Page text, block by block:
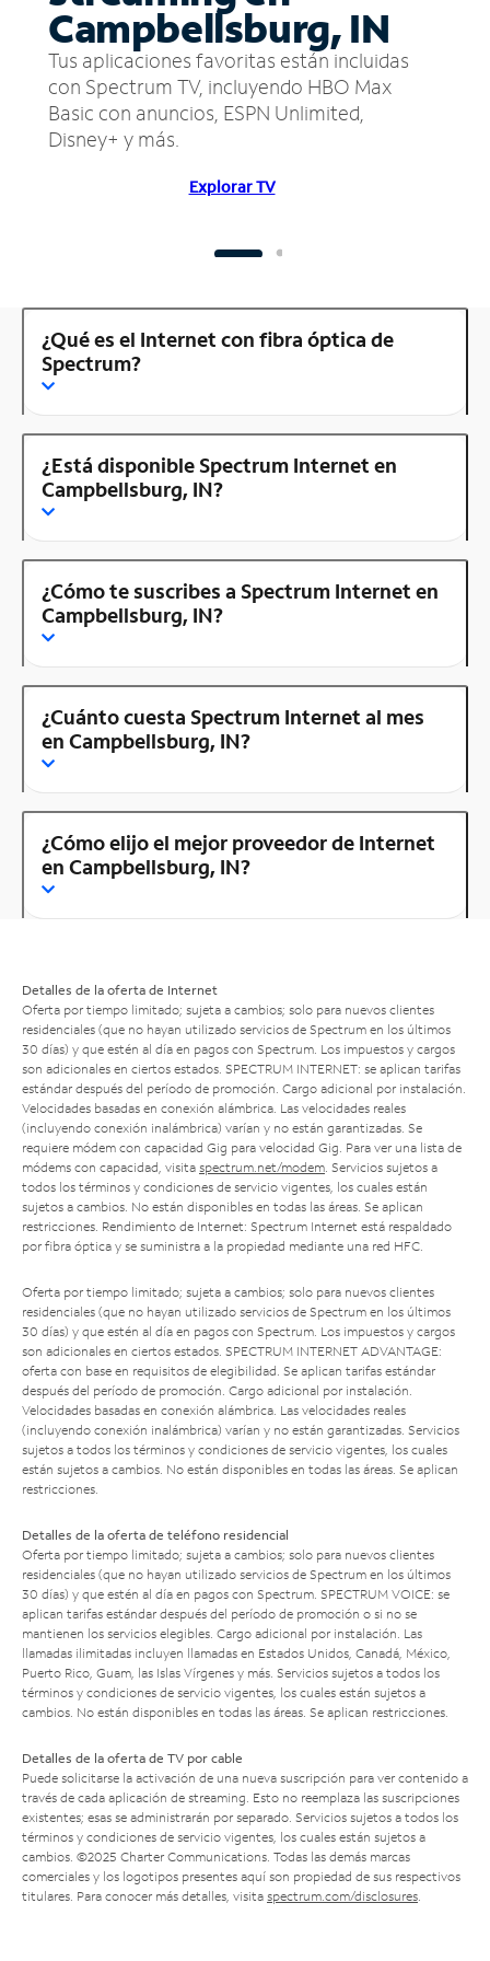
Campbellsburg, IN
Tus aplicaciones favoritas están incluidas
con Spectrum TV, incluyendo HBO Max
Basic con anuncios, ESPN Unlimited,
Disney+ y más.
Explorar TV
¿Qué es el Internet con fibra óptica de
Spectrum?
¿Está disponible Spectrum Internet en
Campbellsburg, IN?
¿Cómo te suscribes a Spectrum Internet en
Campbellsburg, IN?
¿Cuánto cuesta Spectrum Internet al mes
en Campbellsburg, IN?
¿Cómo elijo el mejor proveedor de Internet
en Campbellsburg, IN?
Detalles de la oferta de Internet
Oferta por tiempo limitado; sujeta a cambios; solo para nuevos clientes
residenciales (que no hayan utilizado servicios de Spectrum en los últimos
30 días) y que estén al día en pagos con Spectrum. Los impuestos y cargos
son adicionales en ciertos estados. SPECTRUM INTERNET: se aplican tarifas
estándar después del período de promoción. Cargo adicional por instalación.
Velocidades basadas en conexión alámbrica. Las velocidades reales
(incluyendo conexión inalámbrica) varían y no están garantizadas. Se
requiere módem con capacidad Gig para velocidad Gig. Para ver una lista de
módems con capacidad, visita spectrum.net/modem . Servicios sujetos a
todos los términos y condiciones de servicio vigentes, los cuales están
sujetos a cambios. No están disponibles en todas las áreas. Se aplican
restricciones. Rendimiento de Internet: Spectrum Internet está respaldado
por fibra óptica y se suministra a la propiedad mediante una red HFC.
Oferta por tiempo limitado; sujeta a cambios; solo para nuevos clientes
residenciales (que no hayan utilizado servicios de Spectrum en los últimos
30 días) y que estén al día en pagos con Spectrum. Los impuestos y cargos
son adicionales en ciertos estados. SPECTRUM INTERNET ADVANTAGE:
oferta con base en requisitos de elegibilidad. Se aplican tarifas estándar
después del período de promoción. Cargo adicional por instalación.
Velocidades basadas en conexión alámbrica. Las velocidades reales
(incluyendo conexión inalámbrica) varían y no están garantizadas. Servicios
sujetos a todos los términos y condiciones de servicio vigentes, los cuales
están sujetos a cambios. No están disponibles en todas las áreas. Se aplican
restricciones.
Detalles de la oferta de teléfono residencial
Oferta por tiempo limitado; sujeta a cambios; solo para nuevos clientes
residenciales (que no hayan utilizado servicios de Spectrum en los últimos
30 días) y que estén al día en pagos con Spectrum. SPECTRUM VOICE: se
aplican tarifas estándar después del período de promoción o si no se
mantienen los servicios elegibles. Cargo adicional por instalación. Las
llamadas ilimitadas incluyen llamadas en Estados Unidos, Canadá, México,
Puerto Rico, Guam, las Islas Vírgenes y más. Servicios sujetos a todos los
términos y condiciones de servicio vigentes, los cuales están sujetos a
cambios. No están disponibles en todas las áreas. Se aplican restricciones.
Detalles de la oferta de TV por cable
Puede solicitarse la activación de una nueva suscripción para ver contenido a
través de cada aplicación de streaming. Esto no reemplaza las suscripciones
existentes; esas se administrarán por separado. Servicios sujetos a todos los
términos y condiciones de servicio vigentes, los cuales están sujetos a
cambios. ©2025 Charter Communications. Todas las demás marcas
comerciales y los logotipos presentes aquí son propiedad de sus respectivos
titulares. Para conocer más detalles, visita spectrum.com/disclosures